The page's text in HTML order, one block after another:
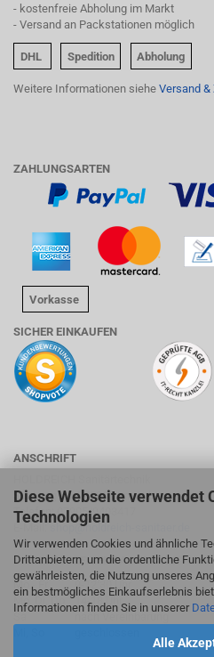
Diese Webseite verwendet
Technologien
Wir verwenden Cookies und ähnliche
Drittanbietern, um die ordentliche
gewährleisten, die Nutzung unseres
ein bestmögliches Einkaufserlebnis
Informationen finden Sie in unserer
Alle
- kostenfreie Abholung im Markt
- Versand an Packstationen möglich
DHL Spedition Abholung
Weitere Informationen siehe Versand &
ZAHLUNGSARTEN
Vorkasse
SICHER EINKAUFEN
ANSCHRIFT
Suhlweg 24, 74595 Langenburg
Telefon: 07905/9403417
E-Mail:shop@holdreich-sanitaer.de
ÖFFNUNGSZEITEN FACHMARKT
Mo - Fr
9-12:30 Uhr
Mo, Di, Do
14-18 Uhr
Sa
nach Vereinbarung